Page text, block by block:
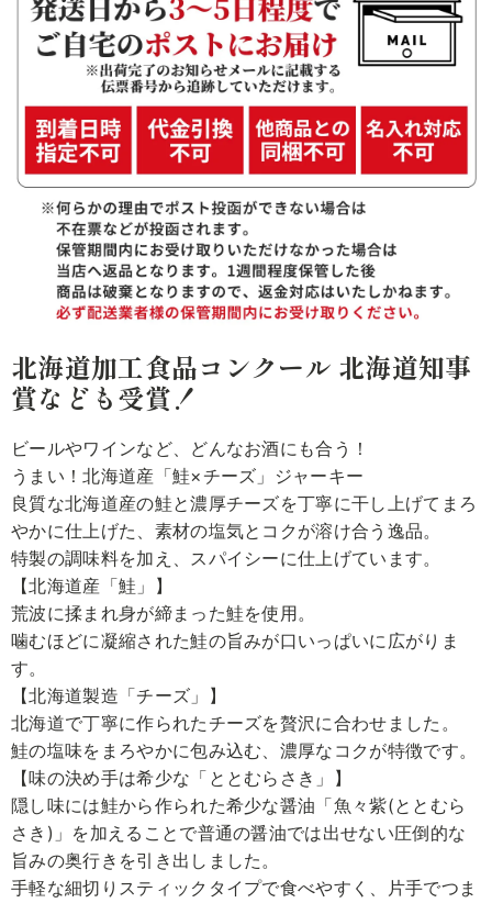
北海道加工食品コンクール 北海道知事
賞なども受賞！
ビールやワインなど、どんなお酒にも合う！
うまい！北海道産「鮭×チーズ」ジャーキー
良質な北海道産の鮭と濃厚チーズを丁寧に干し上げてまろ
やかに仕上げた、素材の塩気とコクが溶け合う逸品。
特製の調味料を加え、スパイシーに仕上げています。
【北海道産「鮭」】
荒波に揉まれ身が締まった鮭を使用。
噛むほどに凝縮された鮭の旨みが口いっぱいに広がりま
す。
【北海道製造「チーズ」】
北海道で丁寧に作られたチーズを贅沢に合わせました。
鮭の塩味をまろやかに包み込む、濃厚なコクが特徴です。
【味の決め手は希少な「ととむらさき」】
隠し味には鮭から作られた希少な醤油「魚々紫(ととむら
さき)」を加えることで普通の醤油では出せない圧倒的な
旨みの奥行きを引き出しました。
手軽な細切りスティックタイプで食べやすく、片手でつま